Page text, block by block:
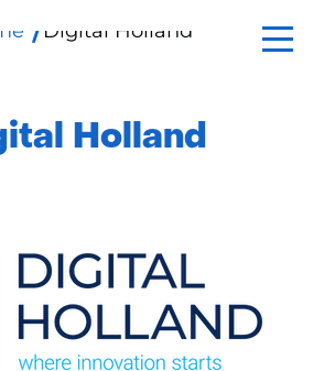
Ga
inhoud
Digital Holland
Holland